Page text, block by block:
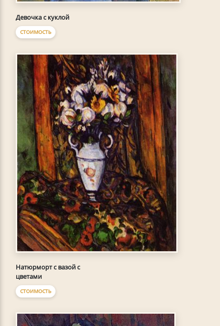
Девочка с куклой
СТОИМОСТЬ
Натюрморт с вазой с
цветами
СТОИМОСТЬ